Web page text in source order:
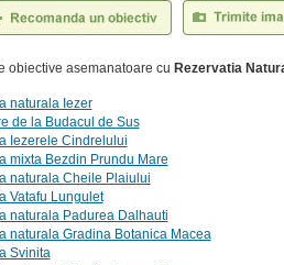
obiective asemanatoare cu Rezervatia
naturala Iezer
de la Budacul de Sus
Iezerele Cindrelului
mixta Bezdin Prundu Mare
naturala Cheile Plaiului
Vatafu Lungulet
naturala Padurea Dalhauti
naturala Gradina Botanica Macea
Svinita